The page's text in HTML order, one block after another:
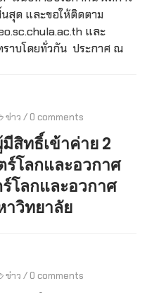
สุด และขอให้ติดตาม
และ
ราบโดยทั่วกัน ประกาศ ณ
ข่าว / 0 comments
สิทธิ์เข้าค่าย 2
ร์โลกและอวกาศ
โลกและอวกาศ
วิทยาลัย
ข่าว / 0 comments